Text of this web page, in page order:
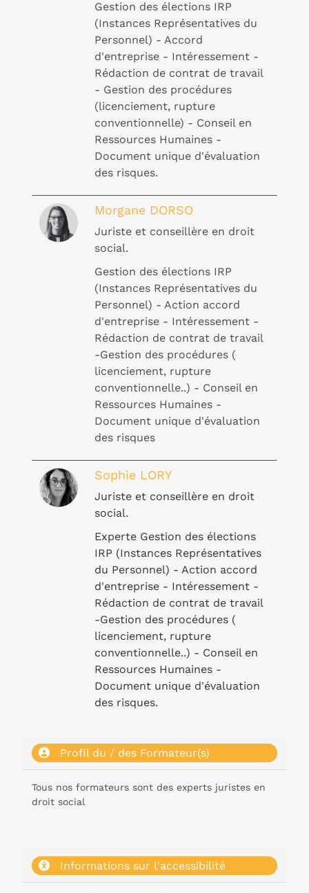
Gestion des élections IRP
(Instances Représentatives du
Personnel) - Accord
d'entreprise - Intéressement -
Rédaction de contrat de travail
- Gestion des procédures
(licenciement, rupture
conventionnelle) - Conseil en
Ressources Humaines -
Document unique d'évaluation
des risques.
Morgane DORSO
Juriste et conseillère en droit
social.
Gestion des élections IRP
(Instances Représentatives du
Personnel) - Action accord
d'entreprise - Intéressement -
Rédaction de contrat de travail
-Gestion des procédures (
licenciement, rupture
conventionnelle..) - Conseil en
Ressources Humaines -
Document unique d'évaluation
des risques
Sophie LORY
Juriste et conseillère en droit
social.
Experte Gestion des élections
IRP (Instances Représentatives
du Personnel) - Action accord
d'entreprise - Intéressement -
Rédaction de contrat de travail
-Gestion des procédures (
licenciement, rupture
conventionnelle..) - Conseil en
Ressources Humaines -
Document unique d'évaluation
des risques.
Profil du / des Formateur(s)
Tous nos formateurs sont des experts juristes en
droit social
Informations sur l'accessibilité